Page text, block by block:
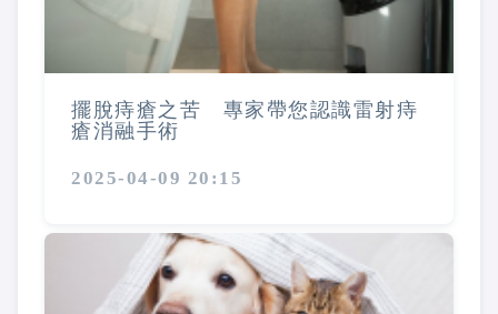
擺脫痔瘡之苦 專家帶您認識雷射痔
瘡消融手術
2025-04-09 20:15